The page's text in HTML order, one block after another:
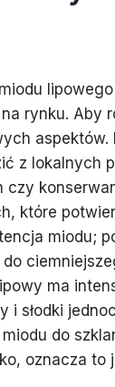
rynku. Aby
z lokalnych
czy
które
miodu;
do
ma
i słodki
do
oznacza to